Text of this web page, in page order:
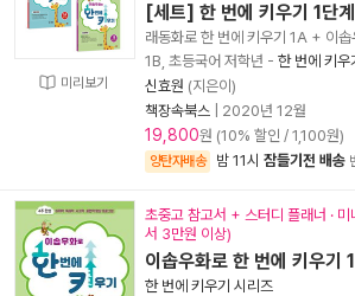
미리보기
[세트] 한 번에 키우기 1단
래동화로 한 번에 키우기 1A + 이솝
1B, 초등국어 저학년 - 한 번에 키우
신효원 (지은이)
책장속북스
2020년 12월
19,800원 (10% 할인 / 1,100원)
양탄자배송 밤 11시 잠들기전 배송
초중고 참고서 + 스터디 플래너 ·
서 3만원 이상)
이솝우화로 한 번에 키우기
한 번에 키우기 시리즈